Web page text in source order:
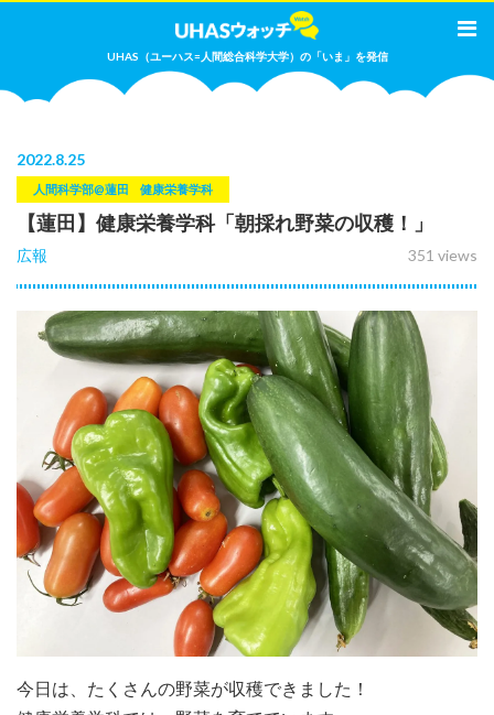
UHAS（ユーハス=人間総合科学大学）の「いま」を発信
2022.8.25
人間科学部@蓮田 健康栄養学科
【蓮田】健康栄養学科「朝採れ野菜の収穫！」
351 views
広報
今日は、たくさんの野菜が収穫できました！